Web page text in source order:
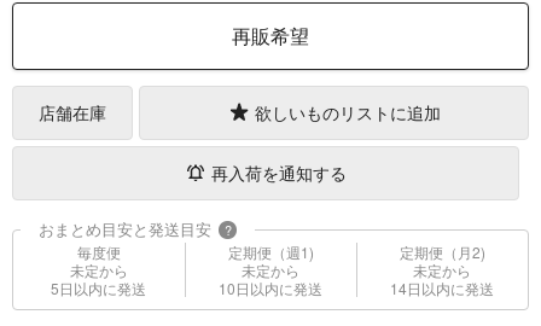
再販希望
店舗在庫 欲しいものリストに追加
再入荷を通知する
おまとめ目安と発送目安 ?
毎度便
未定から
5日以内に発送
定期便（週1)
未定から
10日以内に発送
定期便（月2)
未定から
14日以内に発送